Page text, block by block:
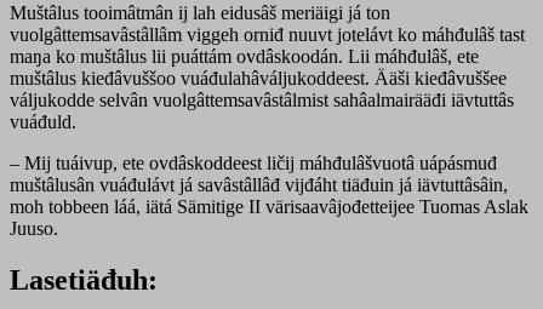
Muštâlus tooimâtmân ij lah eidusâš meriäigi já ton
vuolgâttemsavâstâllâm viggeh orniđ nuuvt jotelávt ko máhđulâš tast
maŋa ko muštâlus lii puáttám ovdâskoodán. Lii máhđulâš, ete
muštâlus kieđâvuššoo vuáđulahâváljukoddeest. Ääši kieđâvuššee
váljukodde selvân vuolgâttemsavâstâlmist sahâalmairääđi iävtuttâs
vuáđuld.
– Mij tuáivup, ete ovdâskoddeest ličij máhđulâšvuotâ uápásmuđ
muštâlusân vuáđulávt já savâstâllâđ vijđáht tiäđuin já iävtuttâsâin,
moh tobbeen láá, iätá Sämitige II värisaavâjođetteijee Tuomas Aslak
Juuso.
Lasetiäđuh: